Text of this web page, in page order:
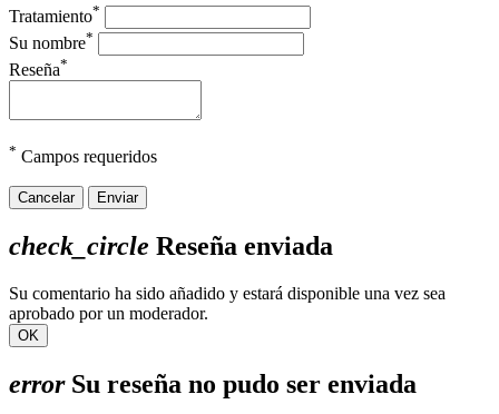
Tratamiento*
Su nombre*
Reseña*
* Campos requeridos
Cancelar Enviar
check_circle Reseña enviada
Su comentario ha sido añadido y estará disponible una vez sea
aprobado por un moderador.
OK
errorSu reseña no pudo ser enviada